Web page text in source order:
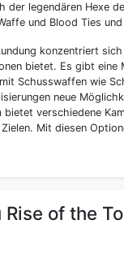
der legendären Hexe
und Blood Ties
konzentriert
bietet. Es gibt eine
Schusswaffen wie
neue
verschiedene
Mit diesen
of the